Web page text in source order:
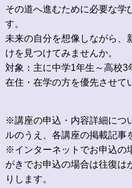
その道へ進むために必要な学
す。
未来の自分を想像しながら、
けを見つけてみませんか。
対象：主に中学1年生～高校3
在住・在学の方を優先させて
※講座の申込・内容詳細につ
ルのうえ、各講座の掲載記事
※インターネットでお申込の
がきでお申込の場合は往復は
りします。